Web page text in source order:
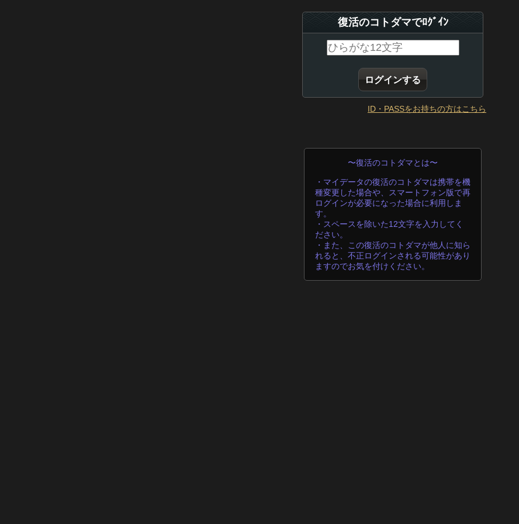
復活のコトダマでﾛｸﾞｲﾝ
ID・PASSをお持ちの方はこちら
〜復活のコトダマとは〜
・マイデータの復活のコトダマは携帯を機
種変更した場合や、スマートフォン版で再
ログインが必要になった場合に利用しま
す。
・スペースを除いた12文字を入力してく
ださい。
・また、この復活のコトダマが他人に知ら
れると、不正ログインされる可能性があり
ますのでお気を付けください。